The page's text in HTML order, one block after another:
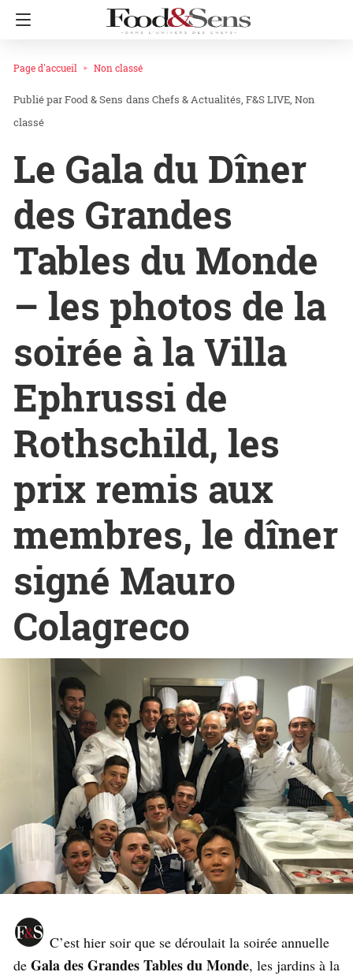
Page d'accueil Non classé
Food & Sens dans Chefs & Actualités F&S LIVE Non
classé
Le Gala du Dîner
des Grandes
Tables du Monde
– les photos de la
soirée à la Villa
Ephrussi de
Rothschild, les
prix remis aux
membres, le dîner
signé Mauro
Colagreco
C’est hier soir que se déroulait la soirée annuelle
de Gala des Grandes Tables du Monde, les jardins à la